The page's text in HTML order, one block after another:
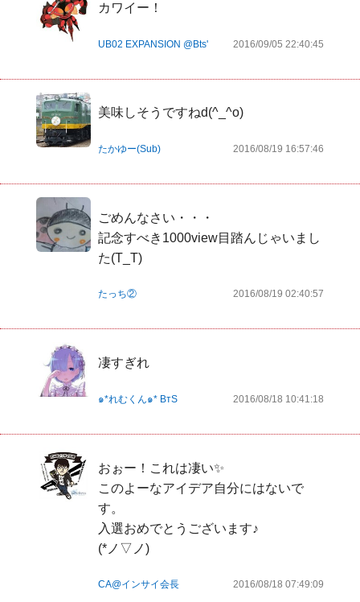
カワイー！
UB02 EXPANSION @Bts' 2016/09/05 22:40:45
美味しそうですねd(^_^o)
たかゆー(Sub) 2016/08/19 16:57:46
ごめんなさい・・・
記念すべき1000view目踏んじゃいまし
た(T_T)
たっち② 2016/08/19 02:40:57
凄すぎれ
๑*れむくん๑* BтS 2016/08/18 10:41:18
おぉー！これは凄い✨
このよーなアイデア自分にはないで
す。
入選おめでとうございます♪
(*ノ▽ノ)
CA@インサイ会長 2016/08/18 07:49:09